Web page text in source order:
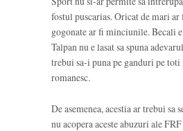
fostul puscarias. Oricat de mari
gogonate ar fi minciunile. Becali
Talpan nu e lasat sa spuna
trebui sa-i puna pe ganduri pe
romanesc.
De asemenea, acestia ar trebui sa
nu acopera aceste abuzuri ale